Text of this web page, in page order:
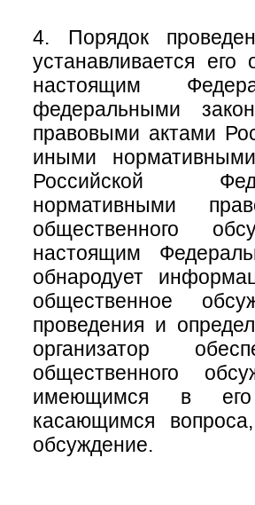
4. Порядок
устанавливается его
настоящим
федеральными
правовыми актами
иными
Российской
нормативными
общественного
настоящим
обнародует
общественное
проведения и
организатор
общественного
имеющимся в его
касающимся
обсуждение.